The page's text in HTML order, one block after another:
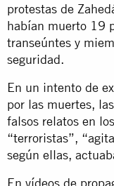
protestas de
habían muerto 19
transeúntes y
seguridad.
En un intento de
por las muertes,
falsos relatos en
“terroristas”,
según ellas,
En vídeos de